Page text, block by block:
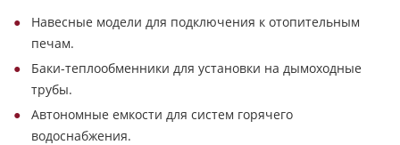
Навесные модели для подключения к отопительным
печам.
Баки-теплообменники для установки на дымоходные
трубы.
Автономные емкости для систем горячего
водоснабжения.